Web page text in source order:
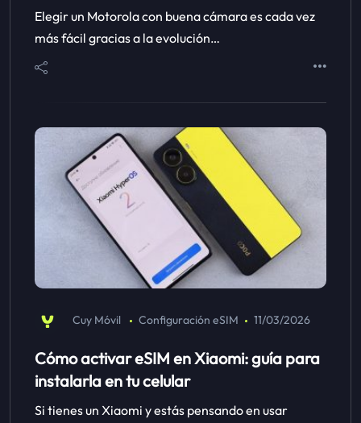
Elegir un Motorola con buena cámara es cada vez
más fácil gracias a la evolución…
Cuy Móvil Configuración eSIM 11/03/2026
Cómo activar eSIM en Xiaomi: guía para
instalarla en tu celular
Si tienes un Xiaomi y estás pensando en usar